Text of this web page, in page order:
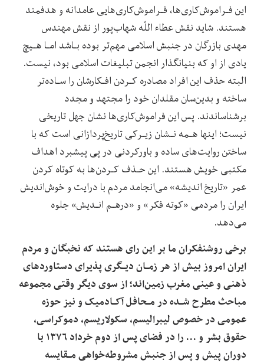
این فـراموش‌کاری‌ها، فـراموش‌کاری‌هایی عامدانه و هدفمند
هستند. شاید نقش عطاء اللّه شهاب‌پور از نقش مهندس
مهدی بازرگان در جنبش اسلامی مهم‌تر بوده بـاشد امـا‌ هـیچ‌
یادی‌ از او که بنیانگذار انجمن‌ تبلیغات‌ اسلامی‌ بود، نیست.
البته حذف این افراد مصادره کـردن افـکارشان را سـاده‌تر
ساخته و بدین‌سان مقلدان خود را مجتهد و مجدد
برشناساندند. پس این فراموش‌کاری‌ها‌ نشان‌ جهل‌ تاریخی
نیست؛ اینها هـمه نـشان زیـرکی تاریخ‌پردازانی است که‌ با‌
ساختن روایت‌های ساده و باورکردنی در پی پیشبرد اهداف
مکتبی خویش هستند. این حـذف کـردن‌ها به کوتاه کردن
عمر «تاریخ اندیشه» می‌انجامد‌ مردم‌ با‌ درایت و خوش‌اندیش
ایران را مردمی «کوته فکر» و «درهـم انـدیش» جلوه
می‌دهد.
برخی روشنفکران‌ ما بر این رای هستند که نخبگان و مردم
ایران امروز بیش از هر‌ زمـان‌ دیـگری‌ پذیرای دستاوردهای
ذهنی و عینی مغرب زمین‌اند؛ از سوی دیگر وقتی مجموعه‌
مباحث‌ مطرح شـده در مـحافل آکـادمیک و نیز حوزه
عمومی در خصوص لیبرالیسم، سکولاریسم، دموکراسی،
حقوق بشر و … را در‌ فضای‌ پس‌ از دوم خرداد ۱۳۷۶ با
دوران پیش و پس از جنبش مشروطه‌خواهی‌ مـقایسه‌